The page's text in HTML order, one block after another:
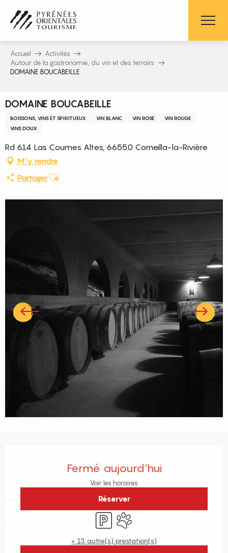
contenu
principal
Accueil
Activités
Autour de la gastronomie, du vin et des terroirs
DOMAINE BOUCABEILLE
DOMAINE BOUCABEILLE
BOISSONS, VINS ET SPIRITUEUX VIN BLANC VIN ROSÉ
VIN ROUGE
VINS DOUX
Rd 614 Las Coumes Altes, 66550 Corneilla-la-Rivière
M'y rendre
PartagerAjouter aux favoris
Fermé aujourd'hui
Voir les horaires
Réserver
ParkingAnimaux acceptés
+ 13 autre(s) prestation(s)